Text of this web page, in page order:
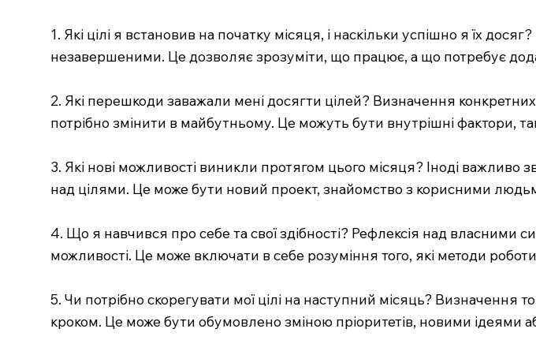
1. Які цілі я встановив на початку місяця, і наскільки успішно я їх
незавершеними. Це дозволяє зрозуміти, що працює, а що потребує
2. Які перешкоди заважали мені досягти цілей? Визначення
потрібно змінити в майбутньому. Це можуть бути внутрішні фактори,
3. Які нові можливості виникли протягом цього місяця? Іноді важливо
над цілями. Це може бути новий проект, знайомство з корисними
4. Що я навчився про себе та свої здібності? Рефлексія над
можливості. Це може включати в себе розуміння того, які методи
5. Чи потрібно скорегувати мої цілі на наступний місяць?
кроком. Це може бути обумовлено зміною пріоритетів, новими ідеями